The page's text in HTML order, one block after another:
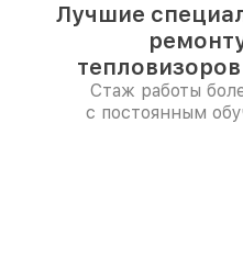
Лучшие
тепловизоров
Стаж работы
с постоянным